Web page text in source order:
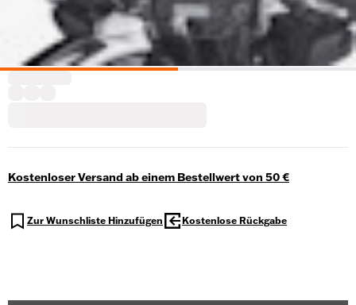
Kostenloser Versand ab einem Bestellwert von 50 €
Zur Wunschliste Hinzufügen Kostenlose Rückgabe